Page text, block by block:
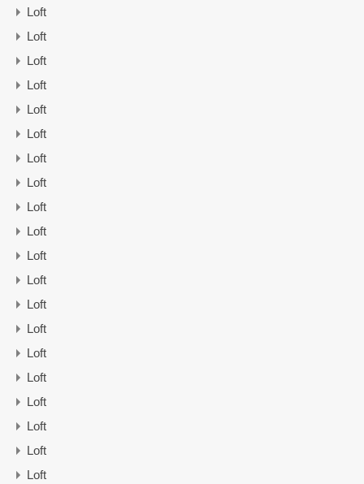
Loft
Loft
Loft
Loft
Loft
Loft
Loft
Loft
Loft
Loft
Loft
Loft
Loft
Loft
Loft
Loft
Loft
Loft
Loft
Loft